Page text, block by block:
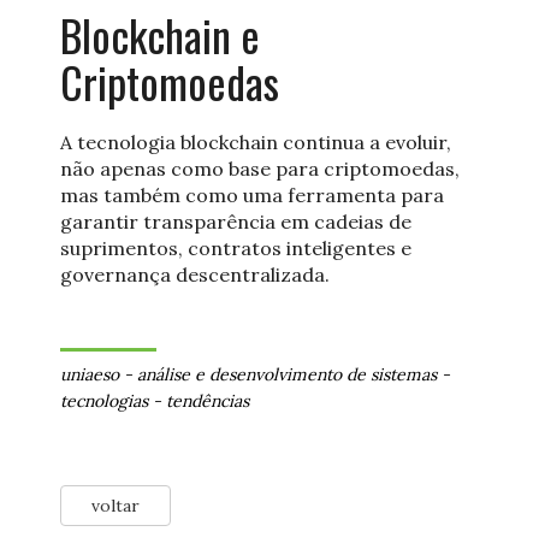
Blockchain e
Criptomoedas
A tecnologia blockchain continua a evoluir,
não apenas como base para criptomoedas,
mas também como uma ferramenta para
garantir transparência em cadeias de
suprimentos, contratos inteligentes e
governança descentralizada.
uniaeso- análise e desenvolvimento de sistemas-
tecnologias- tendências
voltar